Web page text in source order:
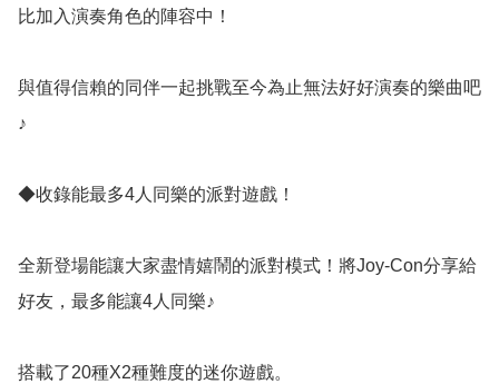
比加入演奏角色的陣容中！
與值得信賴的同伴一起挑戰至今為止無法好好演奏的樂曲吧
♪
◆收錄能最多4人同樂的派對遊戲！
全新登場能讓大家盡情嬉鬧的派對模式！將Joy-Con分享給
好友，最多能讓4人同樂♪
搭載了20種X2種難度的迷你遊戲。